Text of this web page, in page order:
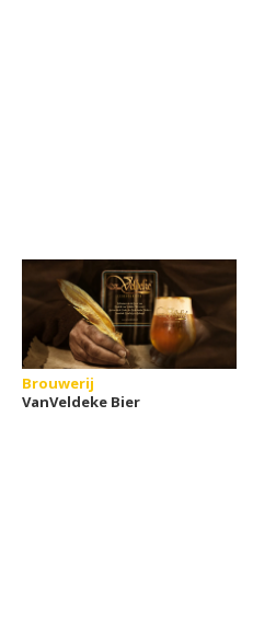
Brouwerij
VanVeldeke Bier